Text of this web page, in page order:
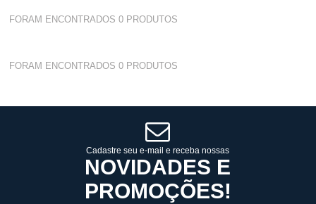
FORAM ENCONTRADOS0 PRODUTOS
FORAM ENCONTRADOS0 PRODUTOS
Cadastre seu e-mail e receba nossas
NOVIDADES E
PROMOÇÕES!